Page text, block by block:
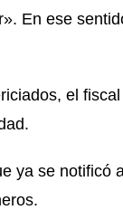
En ese
el
ya se notificó